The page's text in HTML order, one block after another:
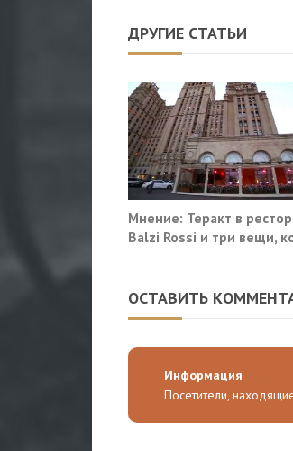
ДРУГИЕ СТАТЬИ
Мнение: Теракт в
Balzi Rossi и три вещи,
ОСТАВИТЬ
Информация
Посетители,